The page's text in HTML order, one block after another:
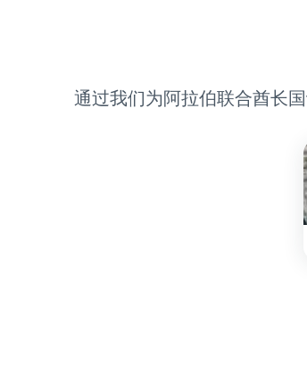
通过我们为阿拉伯联合酋长